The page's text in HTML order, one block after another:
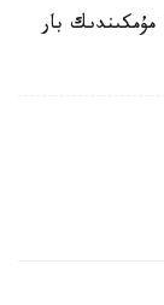
مۇمكىندىك بار